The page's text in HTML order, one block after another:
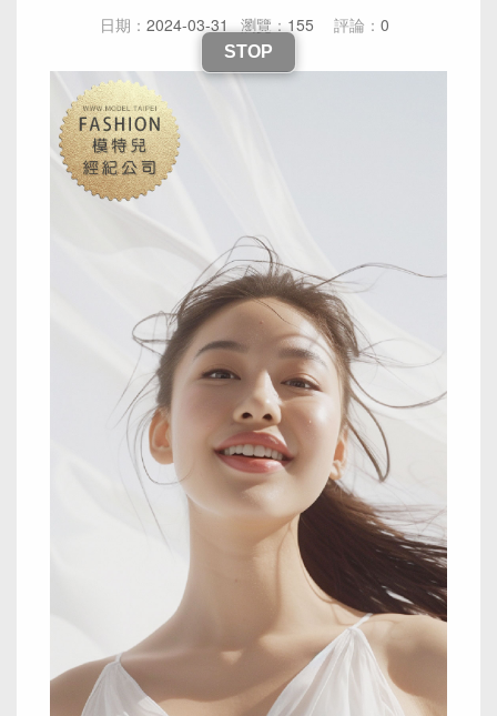
日期： 2024-03-31 瀏覽： 155 評論： 0
STOP